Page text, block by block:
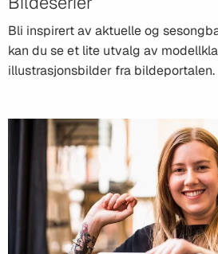
Bli inspirert av aktuelle og
kan du se et lite utvalg av
illustrasjonsbilder fra bildeportalen.